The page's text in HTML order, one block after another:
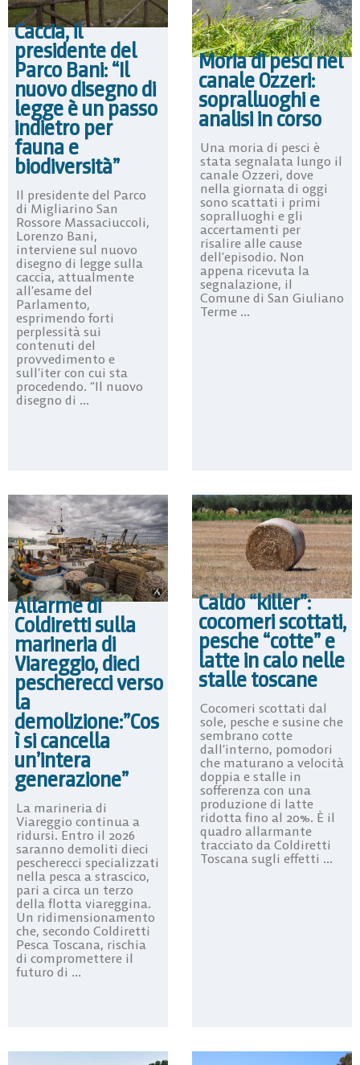
Caccia, il
presidente del
Parco Bani: “Il
nuovo disegno di
legge è un passo
indietro per
fauna e
biodiversità”
Il presidente del Parco
di Migliarino San
Rossore Massaciuccoli,
Lorenzo Bani,
interviene sul nuovo
disegno di legge sulla
caccia, attualmente
all’esame del
Parlamento,
esprimendo forti
perplessità sui
contenuti del
provvedimento e
sull’iter con cui sta
procedendo. “Il nuovo
disegno di ...
Moria di pesci nel
canale Ozzeri:
sopralluoghi e
analisi in corso
Una moria di pesci è
stata segnalata lungo il
canale Ozzeri, dove
nella giornata di oggi
sono scattati i primi
sopralluoghi e gli
accertamenti per
risalire alle cause
dell’episodio. Non
appena ricevuta la
segnalazione, il
Comune di San Giuliano
Terme ...
Allarme di
Coldiretti sulla
marineria di
Viareggio, dieci
pescherecci verso
la
demolizione:”Cos
ì si cancella
un’intera
generazione”
La marineria di
Viareggio continua a
ridursi. Entro il 2026
saranno demoliti dieci
pescherecci specializzati
nella pesca a strascico,
pari a circa un terzo
della flotta viareggina.
Un ridimensionamento
che, secondo Coldiretti
Pesca Toscana, rischia
di compromettere il
futuro di ...
Caldo “killer”:
cocomeri scottati,
pesche “cotte” e
latte in calo nelle
stalle toscane
Cocomeri scottati dal
sole, pesche e susine che
sembrano cotte
dall’interno, pomodori
che maturano a velocità
doppia e stalle in
sofferenza con una
produzione di latte
ridotta fino al 20%. È il
quadro allarmante
tracciato da Coldiretti
Toscana sugli effetti ...